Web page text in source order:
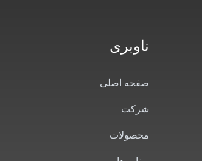
ناوبری
صفحه اصلی
شرکت
محصولات